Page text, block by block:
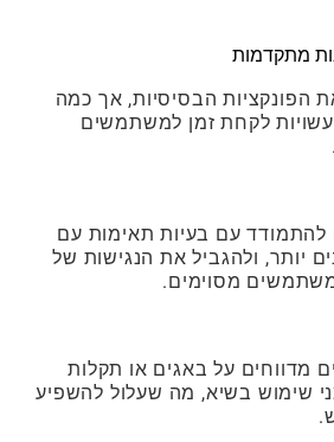
מתקדמות
הפונקציות הבסיסיות, אך כמה
לקחת זמן למשתמשים
עם בעיות תאימות עם
יותר, ולהגביל את הנגישות של
מסוימים.
מדווחים על באגים או תקלות
שימוש בשיא, מה שעלול להשפיע